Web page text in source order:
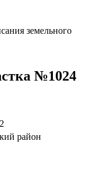
земельного
№1024
район